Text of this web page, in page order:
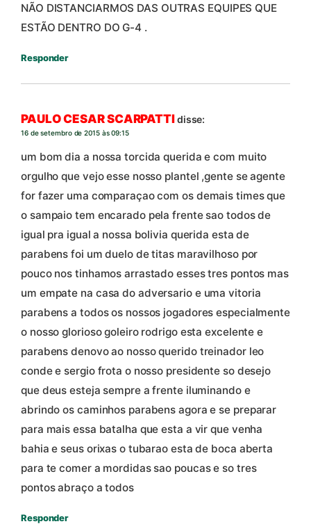
NÃO DISTANCIARMOS DAS OUTRAS EQUIPES QUE
ESTÃO DENTRO DO G-4 .
Responder
PAULO CESAR SCARPATTIdisse:
16 de setembro de 2015 às 09:15
um bom dia a nossa torcida querida e com muito
orgulho que vejo esse nosso plantel ,gente se agente
for fazer uma comparaçao com os demais times que
o sampaio tem encarado pela frente sao todos de
igual pra igual a nossa bolivia querida esta de
parabens foi um duelo de titas maravilhoso por
pouco nos tinhamos arrastado esses tres pontos mas
um empate na casa do adversario e uma vitoria
parabens a todos os nossos jogadores especialmente
o nosso glorioso goleiro rodrigo esta excelente e
parabens denovo ao nosso querido treinador leo
conde e sergio frota o nosso presidente so desejo
que deus esteja sempre a frente iluminando e
abrindo os caminhos parabens agora e se preparar
para mais essa batalha que esta a vir que venha
bahia e seus orixas o tubarao esta de boca aberta
para te comer a mordidas sao poucas e so tres
pontos abraço a todos
Responder